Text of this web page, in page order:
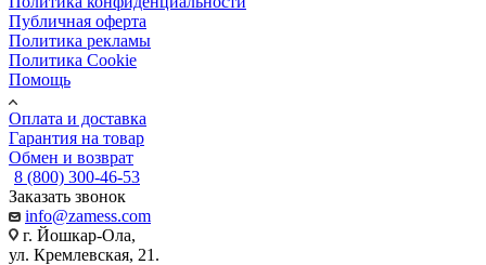
Публичная оферта
Политика рекламы
Политика Cookie
Помощь
Оплата и доставка
Гарантия на товар
Обмен и возврат
8 (800) 300-46-53
Заказать звонок
info@zamess.com
г. Йошкар-Ола,
ул. Кремлевская, 21.